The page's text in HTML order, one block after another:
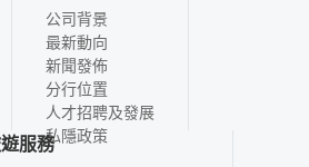
公司背景
最新動向
新聞發佈
分行位置
人才招聘及發展
私隱政策
服務